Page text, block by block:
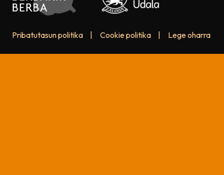
Pribatutasun politika Cookie politika Lege oharra